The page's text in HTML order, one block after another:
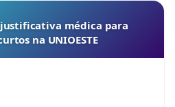
médica para
na UNIOESTE